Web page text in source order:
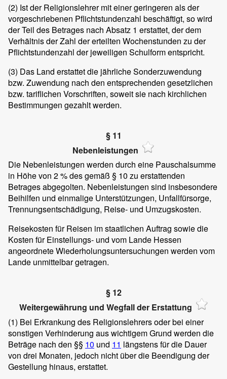
(2) Ist der Religionslehrer mit einer geringeren als der
vorgeschriebenen Pflichtstundenzahl beschäftigt, so wird
der Teil des Betrages nach Absatz 1 erstattet, der dem
Verhältnis der Zahl der erteilten Wochenstunden zu der
Pflichtstundenzahl der jeweiligen Schulform entspricht.
(3) Das Land erstattet die jährliche Sonderzuwendung
bzw. Zuwendung nach den entsprechenden gesetzlichen
bzw. tariflichen Vorschriften, soweit sie nach kirchlichen
Bestimmungen gezahlt werden.
§ 11
Nebenleistungen
Die Nebenleistungen werden durch eine Pauschalsumme
in Höhe von 2 % des gemäß § 10 zu erstattenden
Betrages abgegolten. Nebenleistungen sind insbesondere
Beihilfen und einmalige Unterstützungen, Unfallfürsorge,
Trennungsentschädigung, Reise- und Umzugskosten.
Reisekosten für Reisen im staatlichen Auftrag sowie die
Kosten für Einstellungs- und vom Lande Hessen
angeordnete Wiederholungsuntersuchungen werden vom
Lande unmittelbar getragen.
§ 12
Weitergewährung und Wegfall der Erstattung
(1) Bei Erkrankung des Religionslehrers oder bei einer
sonstigen Verhinderung aus wichtigem Grund werden die
Beträge nach den §§ 10 und 11 längstens für die Dauer
von drei Monaten, jedoch nicht über die Beendigung der
Gestellung hinaus, erstattet.